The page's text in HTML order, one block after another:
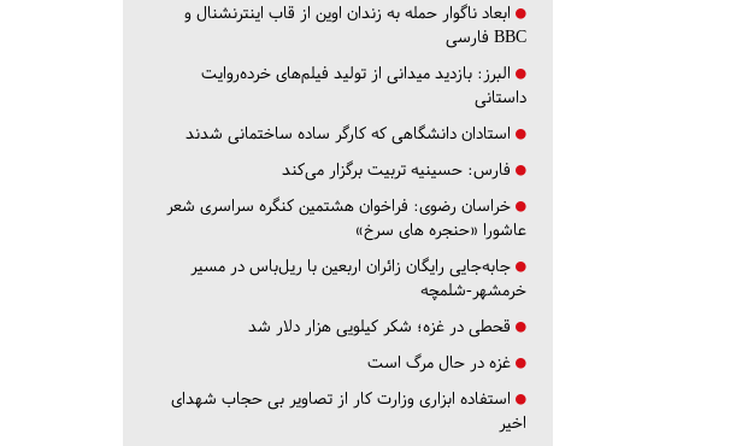
ابعاد ناگوار حمله به زندان اوین از قاب اینترنشنال و
BBC فارسی
البرز: بازدید میدانی از تولید فیلم‌های خرده‌روایت
داستانی
استادان دانشگاهی که کارگر ساده ساختمانی شدند
فارس: حسینیه تربیت برگزار می‌کند
خراسان رضوی: فراخوان هشتمین کنگره سراسری شعر
عاشورا «حنجره های سرخ»
جابه‌جایی رایگان زائران اربعین با ریل‌باس در مسیر
خرمشهر-شلمچه
قحطی در غزه؛ شکر کیلویی هزار دلار شد
غزه در حال مرگ است
استفاده ابزاری وزارت کار از تصاویر بی حجاب شهدای
اخیر